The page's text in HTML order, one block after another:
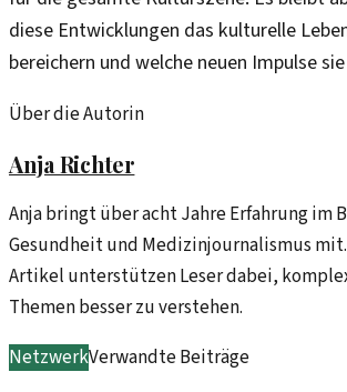
diese Entwicklungen das kulturelle
bereichern und welche neuen Impulse
Über die Autorin
Anja Richter
Anja bringt über acht Jahre Erfahrung im
Gesundheit und Medizinjournalismus
Artikel unterstützen Leser dabei,
Themen besser zu verstehen.
NetzwerkVerwandte Beiträge